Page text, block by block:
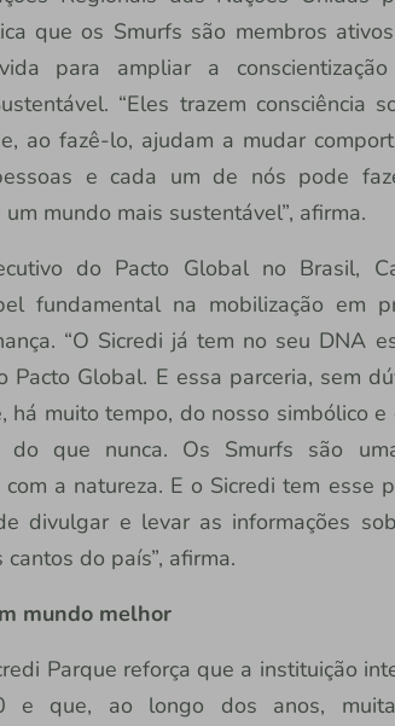
que os Smurfs são membros
para ampliar a
“Eles trazem consciência
ao fazê-lo, ajudam a mudar
e cada um de nós pode
mundo mais sustentável”, afirma.
do Pacto Global no Brasil,
fundamental na mobilização em
“O Sicredi já tem no seu DNA
Pacto Global. E essa parceria, sem
há muito tempo, do nosso simbólico
do que nunca. Os Smurfs são
a natureza. E o Sicredi tem esse
divulgar e levar as informações
do país”, afirma.
mundo melhor
Parque reforça que a instituição
e que, ao longo dos anos,